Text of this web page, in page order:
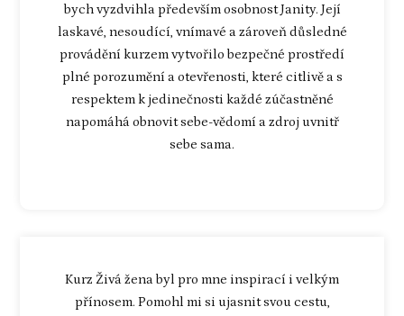
bych vyzdvihla především osobnost Janity. Její
laskavé, nesoudící, vnímavé a zároveň důsledné
provádění kurzem vytvořilo bezpečné prostředí
plné porozumění a otevřenosti, které citlivě a s
respektem k jedinečnosti každé zúčastněné
napomáhá obnovit sebe-vědomí a zdroj uvnitř
sebe sama.
Kurz Živá žena byl pro mne inspirací i velkým
přínosem. Pomohl mi si ujasnit svou cestu,